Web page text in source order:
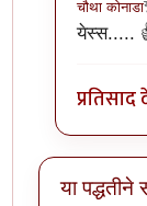
चौथा कोनाडा
In reply
येस्स.....
प्रतिसाद
या